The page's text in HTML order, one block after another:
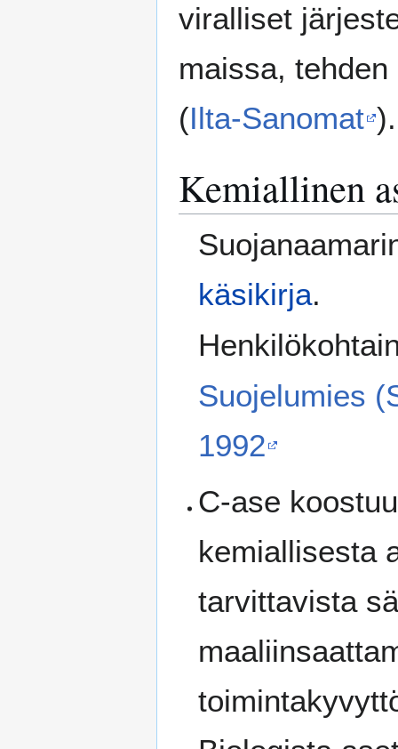
viralliset
maissa,
(Ilta-Sanomat ).
Kemiallinen
käsikirja.
Suojelumies
1992
C-ase
kemiallisesta
tarvittavista